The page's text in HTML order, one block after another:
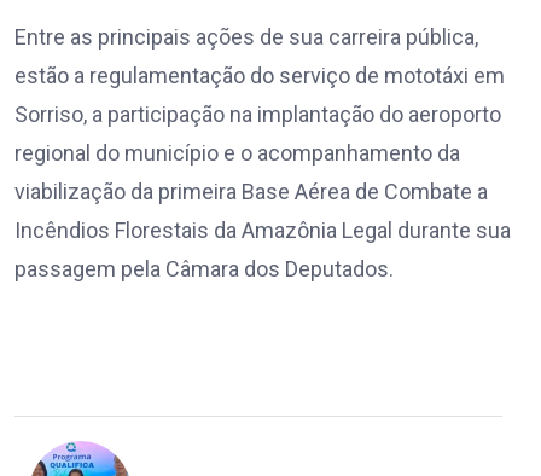
Entre as principais ações de sua carreira pública,
estão a regulamentação do serviço de mototáxi em
Sorriso, a participação na implantação do aeroporto
regional do município e o acompanhamento da
viabilização da primeira Base Aérea de Combate a
Incêndios Florestais da Amazônia Legal durante sua
passagem pela Câmara dos Deputados.